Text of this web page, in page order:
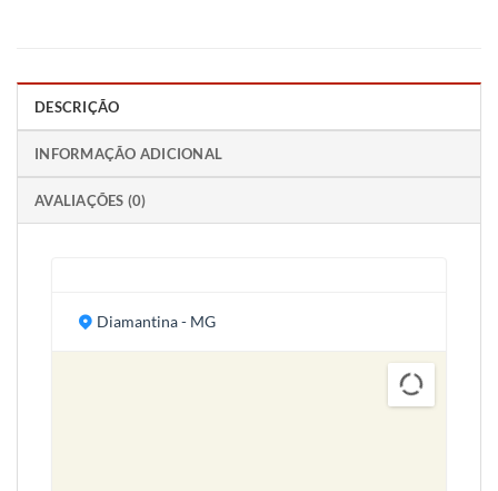
DESCRIÇÃO
INFORMAÇÃO ADICIONAL
AVALIAÇÕES (0)
Diamantina - MG